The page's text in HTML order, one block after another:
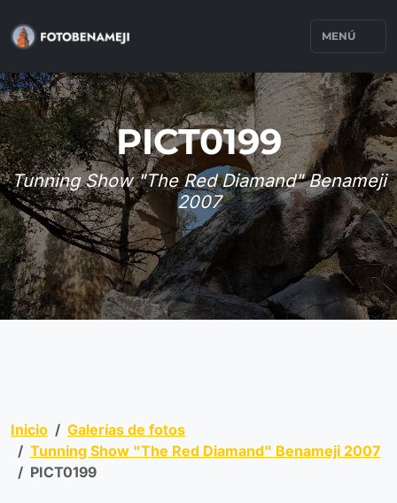
MENÚ
PICT0199
Tunning Show "The Red Diamand" Benameji
2007
Inicio
Galerías de fotos
Tunning Show "The Red Diamand" Benameji 2007
PICT0199